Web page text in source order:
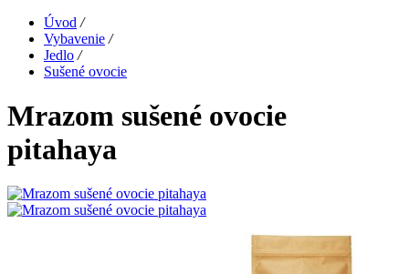
Úvod /
Vybavenie /
Jedlo /
Sušené ovocie
Mrazom sušené ovocie
pitahaya